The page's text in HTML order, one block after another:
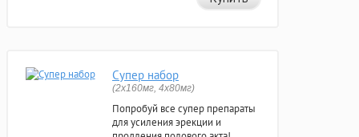
Супер набор
(2х160мг, 4х80мг)
Попробуй все супер препараты
для усиления эрекции и